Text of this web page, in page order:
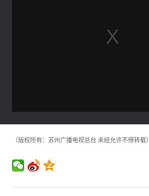
（版权所有：苏州广播电视总台 未经允许不得转载）